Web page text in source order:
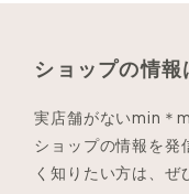
ショップの情
実店舗がないmin＊
ショップの情報を発
く知りたい方は、ぜ